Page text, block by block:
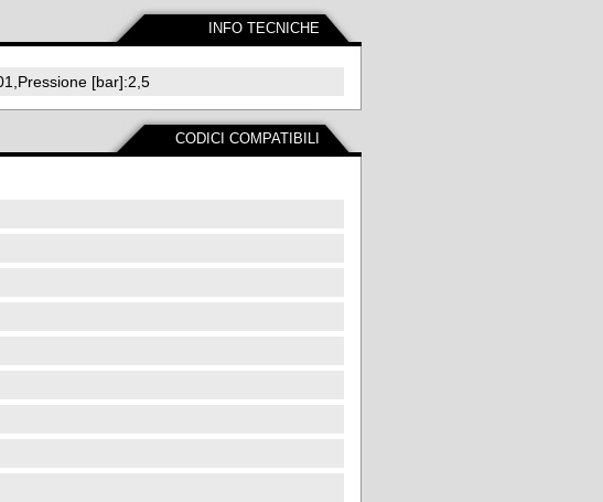
INFO TECNICHE
[bar]:2,5
CODICI COMPATIBILI